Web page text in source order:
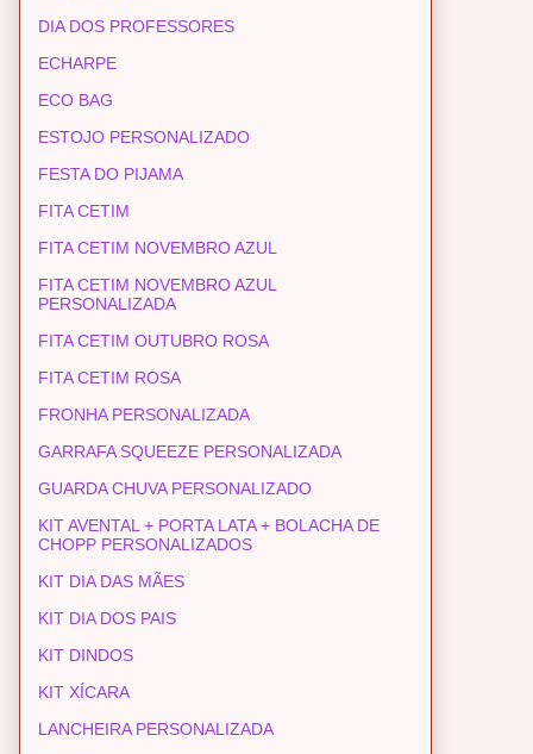
DIA DOS PROFESSORES
ECHARPE
ECO BAG
ESTOJO PERSONALIZADO
FESTA DO PIJAMA
FITA CETIM
FITA CETIM NOVEMBRO AZUL
FITA CETIM NOVEMBRO AZUL
PERSONALIZADA
FITA CETIM OUTUBRO ROSA
FITA CETIM ROSA
FRONHA PERSONALIZADA
GARRAFA SQUEEZE PERSONALIZADA
GUARDA CHUVA PERSONALIZADO
KIT AVENTAL + PORTA LATA + BOLACHA DE
CHOPP PERSONALIZADOS
KIT DIA DAS MÃES
KIT DIA DOS PAIS
KIT DINDOS
KIT XÍCARA
LANCHEIRA PERSONALIZADA